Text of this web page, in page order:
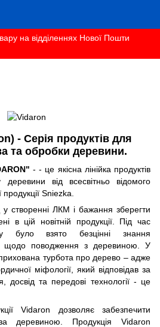
на відділеннях Нової Пошти
- Серія продуктів для
та обробки деревини.
- - це якісна лінійка продуктів
від всесвітньо відомого
Sniezka.
створенні ЛКМ і бажання зберегти
в цій новітній продукції. Під час
було взято безцінні знання
щодо поводження з деревиною. У
турбота про дерево – адже
міфології, який відповідав за
досвід та передові технології - це
дозволяє забезпечити
деревиною. Продукція Vidaron